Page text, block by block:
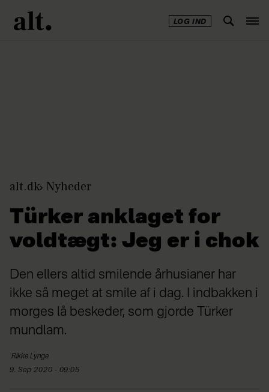
LOG IND
alt.dk Nyheder
Türker anklaget for
voldtægt: Jeg er i chok
Den ellers altid smilende århusianer har
ikke så meget at smile af i dag. I indbakken i
morges lå beskeder, som gjorde Türker
mundlam.
Rikke Lynge
9. Sep 2020 - 09:05